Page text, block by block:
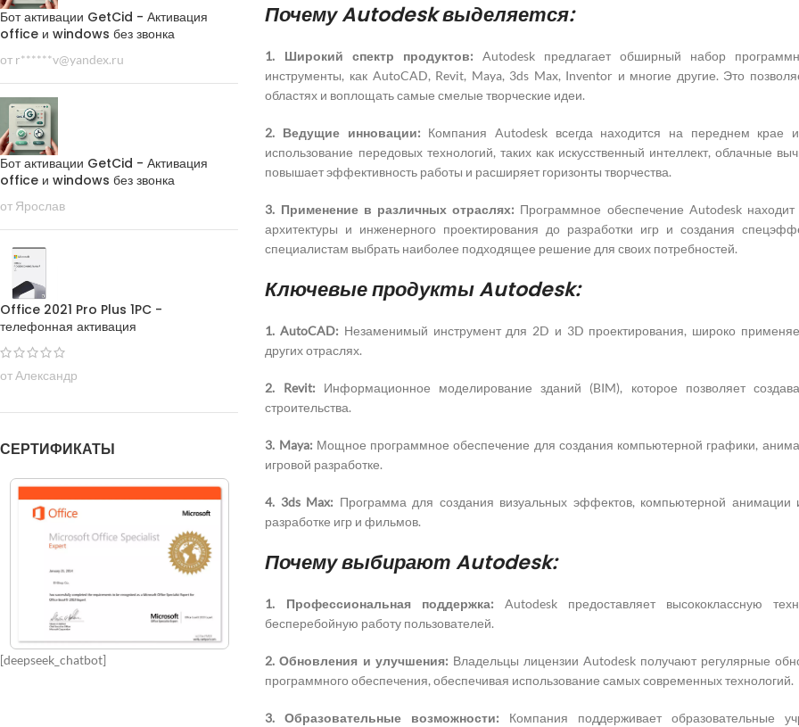
Бот активации GetCid - Активация
office и windows без звонка
от r******v@yandex.ru
Бот активации GetCid - Активация
office и windows без звонка
от Ярослав
Office 2021 Pro Plus 1PC -
телефонная активация
от Александр
СЕРТИФИКАТЫ
[deepseek_chatbot]
Почему Autodesk выделяется:
1. Широкий спектр продуктов: Autodesk предлагает обширный набор
инструменты, как AutoCAD, Revit, Maya, 3ds Max, Inventor и многие другие. Это
областях и воплощать самые смелые творческие идеи.
2. Ведущие инновации: Компания Autodesk всегда находится на переднем крае
использование передовых технологий, таких как искусственный интеллект, облачные
повышает эффективность работы и расширяет горизонты творчества.
3. Применение в различных отраслях: Программное обеспечение Autodesk
архитектуры и инженерного проектирования до разработки игр и создания
специалистам выбрать наиболее подходящее решение для своих потребностей.
Ключевые продукты Autodesk:
1. AutoCAD: Незаменимый инструмент для 2D и 3D проектирования, широко
других отраслях.
2. Revit: Информационное моделирование зданий (BIM), которое позволяет
строительства.
3. Maya: Мощное программное обеспечение для создания компьютерной графики,
игровой разработке.
4. 3ds Max: Программа для создания визуальных эффектов, компьютерной
разработке игр и фильмов.
Почему выбирают Autodesk:
1. Профессиональная поддержка: Autodesk предоставляет высококлассную
бесперебойную работу пользователей.
2. Обновления и улучшения: Владельцы лицензии Autodesk получают регулярные
программного обеспечения, обеспечивая использование самых современных технологий.
3. Образовательные возможности: Компания поддерживает образовательные